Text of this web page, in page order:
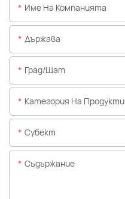
Име На Компанията
Държава
Град/щат
Категория На
Субект
Съдържание